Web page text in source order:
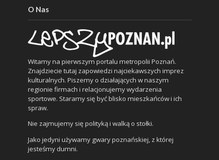
O Nas
Witamy na pierwszym portalu metropolii Poznań.
Znajdziecie tutaj zapowiedzi najciekawszych imprez
kulturalnych. Piszemy o działających w naszym
regionie firmach i relacjonujemy wydarzenia
sportowe. Staramy się być blisko mieszkańców i ich
spraw.
Nie zajmujemy się polityką i walką o stołki.
Jako jedyni używamy gwary poznańskiej, z której
jesteśmy dumni.